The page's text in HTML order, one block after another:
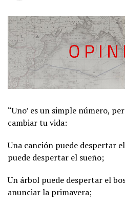
“Uno’ es un simple número,
cambiar tu vida:
Una canción puede despertar
puede despertar el sueño;
Un árbol puede despertar el
anunciar la primavera;